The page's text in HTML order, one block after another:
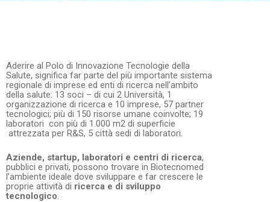
Aderire al Polo di Innovazione Tecnologie della
Salute, significa far parte del più importante sistema
regionale di imprese ed enti di ricerca nell’ambito
della salute: 13 soci – di cui 2 Università, 1
organizzazione di ricerca e 10 imprese, 57 partner
tecnologici; più di 150 risorse umane coinvolte; 19
laboratori con più di 1.000 m2 di superficie
attrezzata per R&S, 5 città sedi di laboratori.
Aziende, startup, laboratori e centri di ricerca,
pubblici e privati, possono trovare in Biotecnomed
l’ambiente ideale dove sviluppare e far crescere le
proprie attività di ricerca e di sviluppo
tecnologico.